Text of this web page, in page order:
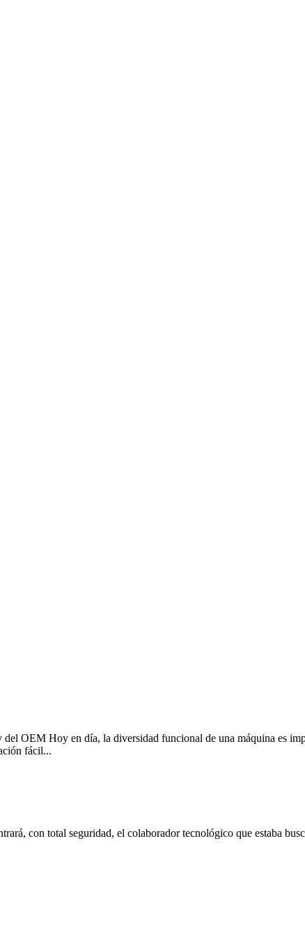
OEM Hoy en día, la diversidad funcional de una máquina es
fácil...
con total seguridad, el colaborador tecnológico que estaba